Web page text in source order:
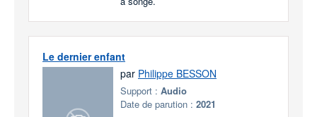
Le dernier enfant
par Philippe BESSON
Support : Audio
Date de parution : 2021